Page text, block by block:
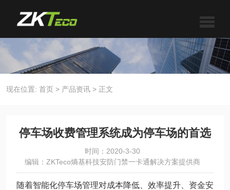
现在位置: 首页 > 产品资讯 > 正文
停车场收费管理系统成为停车场的首选
时间：2020-3-30
编辑：ZKTeco熵基科技安防门禁一卡通解决方案提供商
随着智能化停车场管理对成本降低、效率提升、资金安